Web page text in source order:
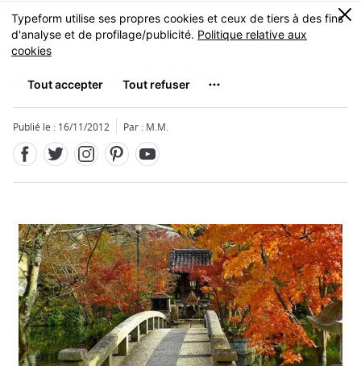
Skip
to
main
MENU
0
Zenrin-ji禅林寺
Publié le : 16/11/2012 Par : M.M.